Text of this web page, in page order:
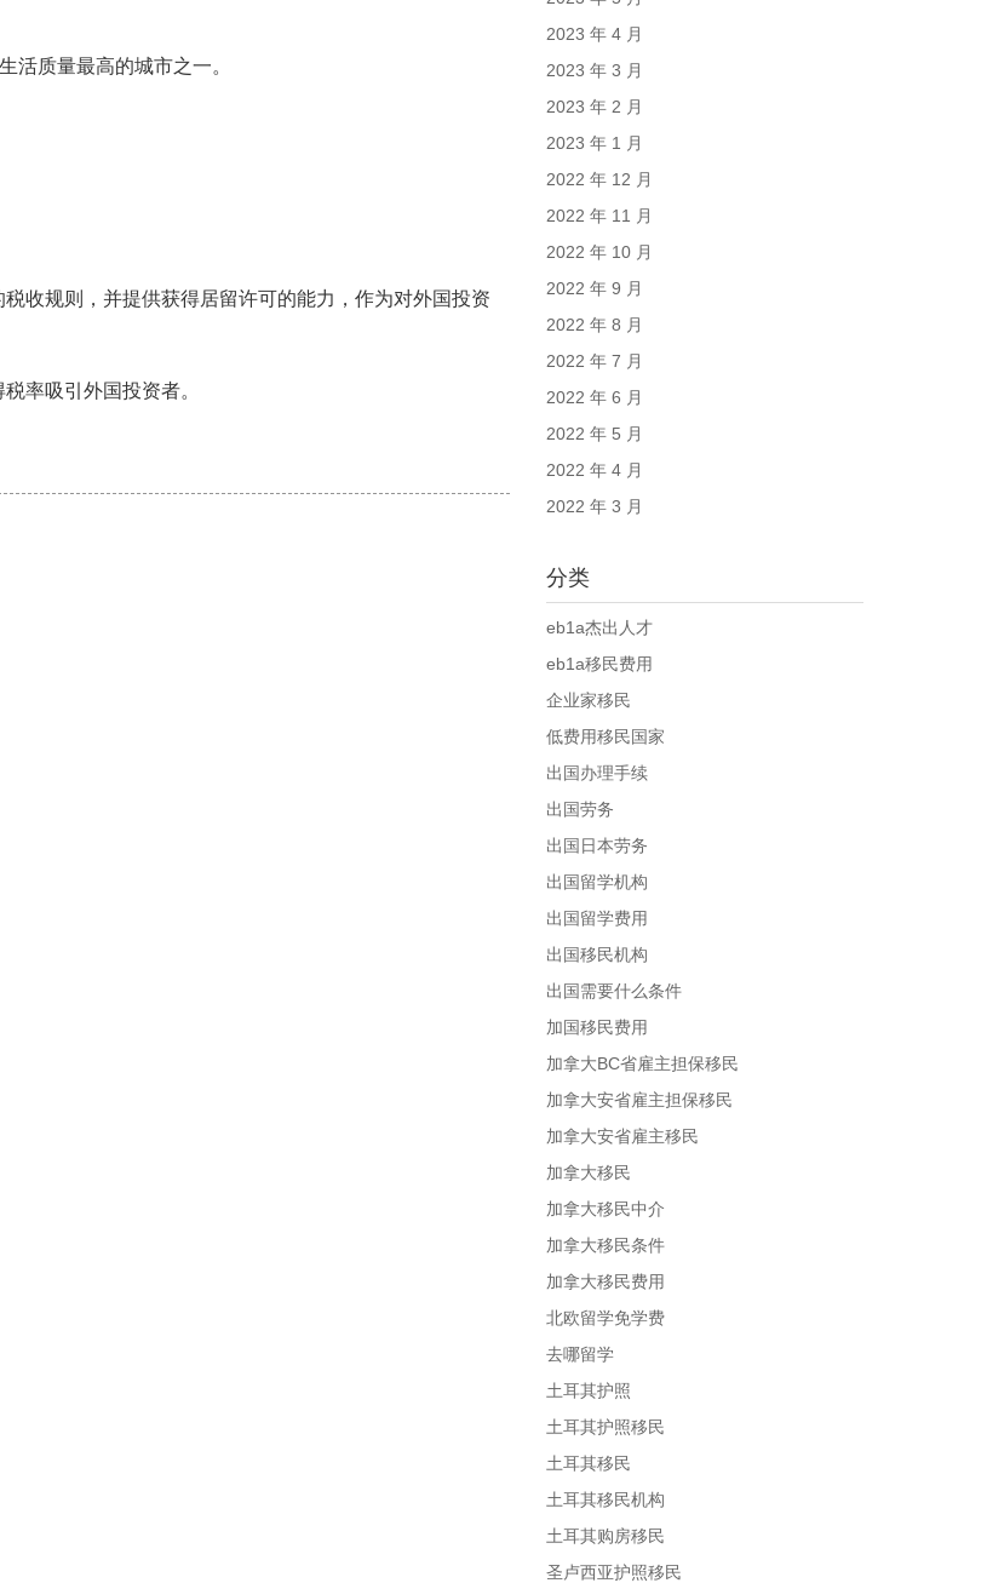
活质量最高的城市之一。
收规则，并提供获得居留许可的能力，作为对外国投资
率吸引外国投资者。
2023 年 4 月
2023 年 3 月
2023 年 2 月
2023 年 1 月
2022 年 12 月
2022 年 11 月
2022 年 10 月
2022 年 9 月
2022 年 8 月
2022 年 7 月
2022 年 6 月
2022 年 5 月
2022 年 4 月
2022 年 3 月
分类
eb1a杰出人才
eb1a移民费用
企业家移民
低费用移民国家
出国办理手续
出国劳务
出国日本劳务
出国留学机构
出国留学费用
出国移民机构
出国需要什么条件
加国移民费用
加拿大BC省雇主担保移民
加拿大安省雇主担保移民
加拿大安省雇主移民
加拿大移民
加拿大移民中介
加拿大移民条件
加拿大移民费用
北欧留学免学费
去哪留学
土耳其护照
土耳其护照移民
土耳其移民
土耳其移民机构
土耳其购房移民
圣卢西亚护照移民